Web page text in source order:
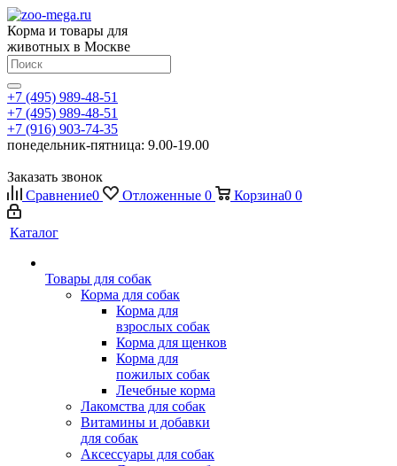
Корма и товары для
животных в Москве
+7 (495) 989-48-51
+7 (495) 989-48-51
+7 (916) 903-74-35
понедельник-пятница: 9.00-19.00
Заказать звонок
Сравнение0 Отложенные 0 Корзина0 0
Каталог
Товары для собак
Корма для собак
Корма для
взрослых собак
Корма для щенков
Корма для
пожилых собак
Лечебные корма
Лакомства для собак
Витамины и добавки
для собак
Аксессуары для собак